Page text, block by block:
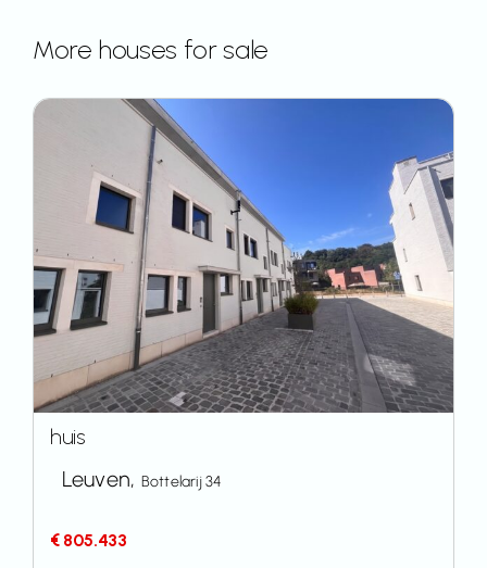
More houses for sale
huis
Leuven, Bottelarij 34
€ 805.433